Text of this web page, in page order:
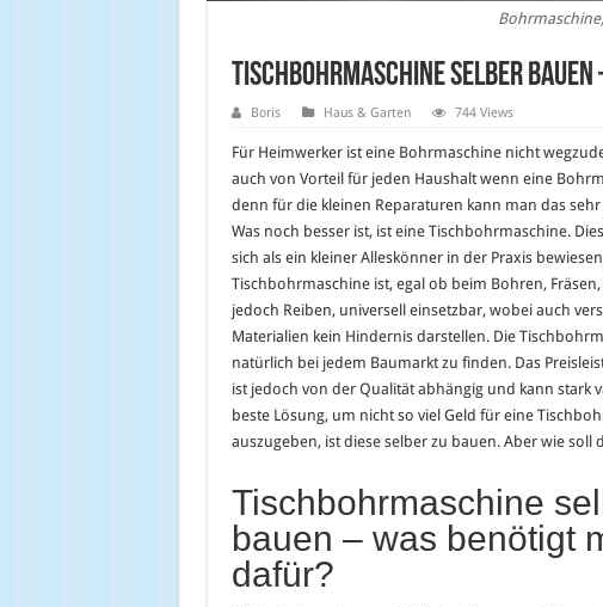
Tischbohrmaschine selber
Boris Haus & Garten 744 Views
Für Heimwerker ist eine Bohrmaschine nicht
auch von Vorteil für jeden Haushalt wenn eine
denn für die kleinen Reparaturen kann man das
Was noch besser ist, ist eine Tischbohrmaschine.
sich als ein kleiner Alleskönner in der Praxis
Tischbohrmaschine ist, egal ob beim Bohren,
jedoch Reiben, universell einsetzbar, wobei auch
Materialien kein Hindernis darstellen. Die
natürlich bei jedem Baumarkt zu finden. Das
ist jedoch von der Qualität abhängig und kann stark
beste Lösung, um nicht so viel Geld für eine
auszugeben, ist diese selber zu bauen. Aber wie soll
Tischbohrmaschine
bauen – was benötigt
dafür?